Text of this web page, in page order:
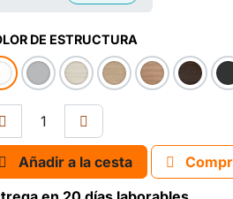
DE ESTRUCTURA
Añadir a la cesta